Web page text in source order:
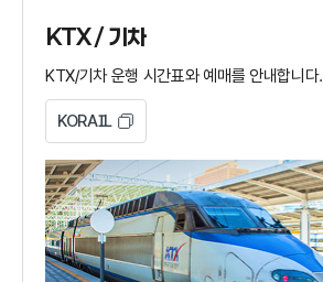
KTX / 기차
KTX/기차 운행 시간표와 예매를 안내합니다.
KORAIL